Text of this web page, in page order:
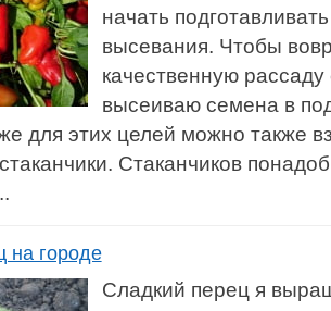
начать
высевания. Чтобы
качественную рассаду
высеиваю семена в
для этих целей можно также
Стаканчиков
на городе
Сладкий перец я